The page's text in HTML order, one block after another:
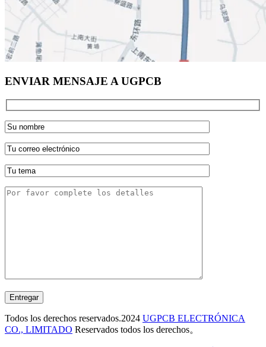
ENVIAR MENSAJE A UGPCB
Entregar
Todos los derechos reservados.2024 UGPCB ELECTRÓNICA
CO., LIMITADO Reservados todos los derechos。